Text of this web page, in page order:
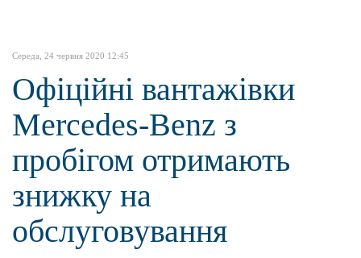
Середа, 24 червня 2020 12:45
Офіційні вантажівки
Mercedes-Benz з
пробігом отримають
знижку на
обслуговування